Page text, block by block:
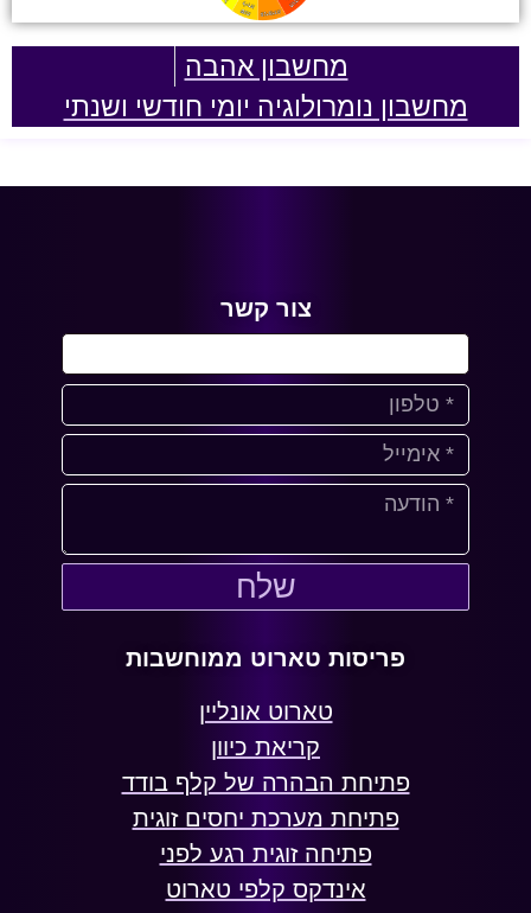
מחשבון אהבה
מחשבון נומרולוגיה יומי חודשי ושנתי
צור קשר
שלח
פריסות טארוט ממוחשבות
טארוט אונליין
קריאת כיוון
פתיחת הבהרה של קלף בודד
פתיחת מערכת יחסים זוגית
פתיחה זוגית רגע לפני
אינדקס קלפי טארוט